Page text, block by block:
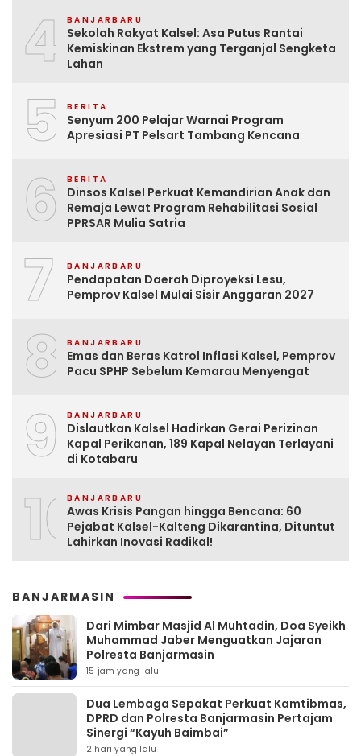
4 BANJARBARU
Sekolah Rakyat Kalsel: Asa Putus Rantai
Kemiskinan Ekstrem yang Terganjal Sengketa
Lahan
5 BERITA
Senyum 200 Pelajar Warnai Program
Apresiasi PT Pelsart Tambang Kencana
6 BERITA
Dinsos Kalsel Perkuat Kemandirian Anak dan
Remaja Lewat Program Rehabilitasi Sosial
PPRSAR Mulia Satria
7 BANJARBARU
Pendapatan Daerah Diproyeksi Lesu,
Pemprov Kalsel Mulai Sisir Anggaran 2027
8 BANJARBARU
Emas dan Beras Katrol Inflasi Kalsel, Pemprov
Pacu SPHP Sebelum Kemarau Menyengat
9 BANJARBARU
Dislautkan Kalsel Hadirkan Gerai Perizinan
Kapal Perikanan, 189 Kapal Nelayan Terlayani
di Kotabaru
10BANJARBARU
Awas Krisis Pangan hingga Bencana: 60
Pejabat Kalsel-Kalteng Dikarantina, Dituntut
Lahirkan Inovasi Radikal!
BANJARMASIN
Dari Mimbar Masjid Al Muhtadin, Doa Syeikh
Muhammad Jaber Menguatkan Jajaran
Polresta Banjarmasin
15 jam yang lalu
Dua Lembaga Sepakat Perkuat Kamtibmas,
DPRD dan Polresta Banjarmasin Pertajam
Sinergi “Kayuh Baimbai”
2 hari yang lalu